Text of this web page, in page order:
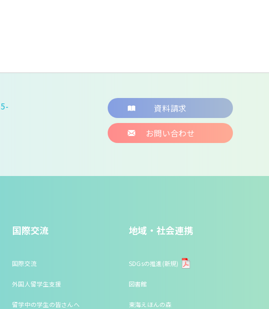
資料請求
お問い合わせ
国際交流
国際交流
外国人留学生支援
留学中の学生の皆さんへ
地域・社会連携
SDGsの推進(新規)
図書館
東海えほんの森